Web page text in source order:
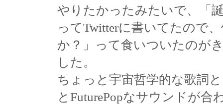
やりたかったみたいで、「
ってTwitterに書いてたので
か？」って食いついたのが
した。
ちょっと宇宙哲学的な歌詞
とFuturePopなサウンドが合